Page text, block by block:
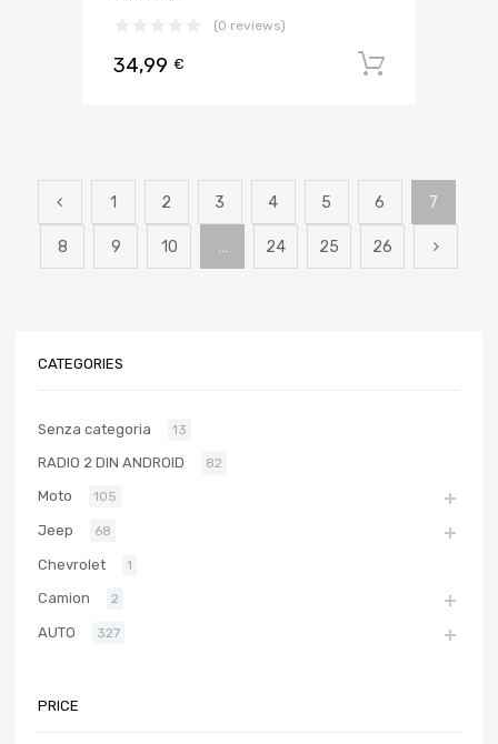
(0 reviews)
34,99 €
1 2 3 4 5 6 7
8 9 10 … 24 25 26
CATEGORIES
Senza categoria 13
RADIO 2 DIN ANDROID 82
Moto 105
Jeep 68
Chevrolet 1
Camion 2
AUTO 327
PRICE